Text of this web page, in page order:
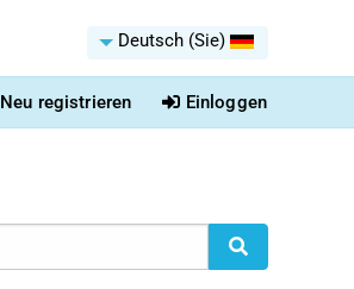
Deutsch (Sie)
Neu registrieren Einloggen